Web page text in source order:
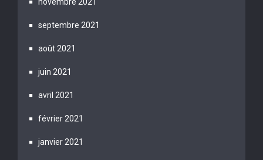
septembre 2021
août 2021
juin 2021
avril 2021
février 2021
janvier 2021